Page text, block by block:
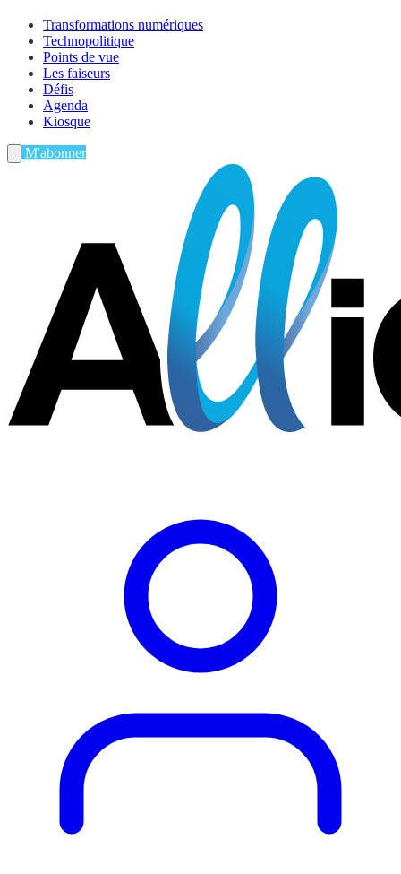
Transformations numériques
Technopolitique
Points de vue
Les faiseurs
Défis
Agenda
Kiosque
M'abonner